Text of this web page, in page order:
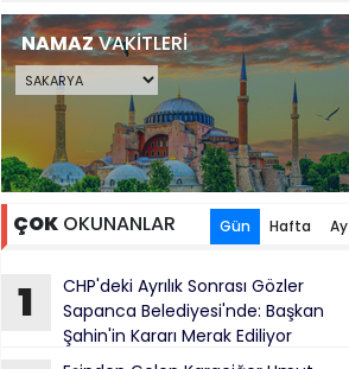
NAMAZVAKİTLERİ
ÇOKOKUNANLAR Gün Hafta Ay
1
CHP'deki Ayrılık Sonrası Gözler
Sapanca Belediyesi'nde: Başkan
Şahin'in Kararı Merak Ediliyor